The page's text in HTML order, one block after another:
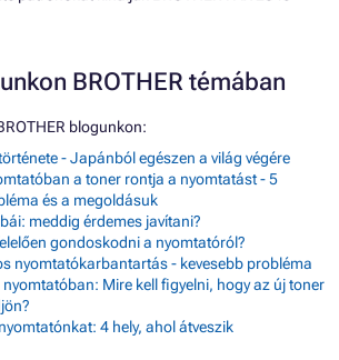
BROTHER témában
blogunkon:
- Japánból egészen a világ végére
a toner rontja a nyomtatást - 5
és a megoldásuk
meddig érdemes javítani?
gondoskodni a nyomtatóról?
nyomtatókarbantartás - kevesebb probléma
nyomtatóban: Mire kell figyelni, hogy az új toner
4 hely, ahol átveszik